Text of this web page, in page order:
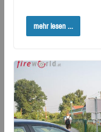
mehr lesen ...